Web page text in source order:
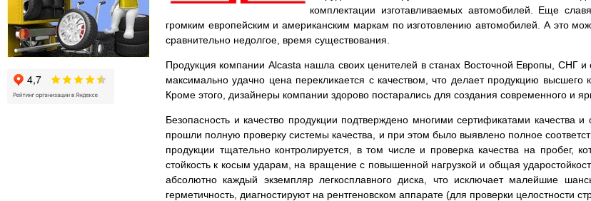
комплектации изготавливаемых автомобилей. Еще
громким европейским и американским маркам по изготовлению автомобилей. А это
сравнительно недолгое, время существования.
Продукция компании Alcasta нашла своих ценителей в станах Восточной Европы, СНГ и
максимально удачно цена перекликается с качеством, что делает продукцию высшего
Кроме этого, дизайнеры компании здорово постарались для создания современного и
Безопасность и качество продукции подтверждено многими сертификатами качества
прошли полную проверку системы качества, и при этом было выявлено полное
продукции тщательно контролируется, в том числе и проверка качества на пробег,
стойкость к косым ударам, на вращение с повышенной нагрузкой и общая
абсолютно каждый экземпляр легкосплавного диска, что исключает малейшие
герметичность, диагностируют на рентгеновском аппарате (для проверки целостности